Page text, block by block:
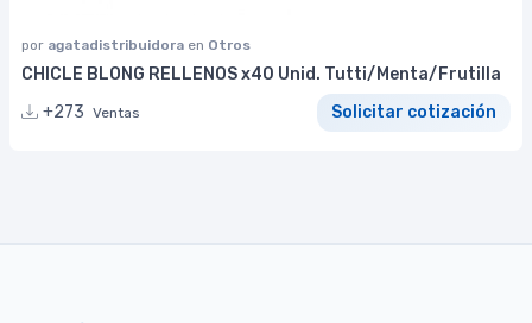
por agatadistribuidora en Otros
CHICLE BLONG RELLENOS x40 Unid. Tutti/Menta/Frutilla
+273 Ventas Solicitar cotización